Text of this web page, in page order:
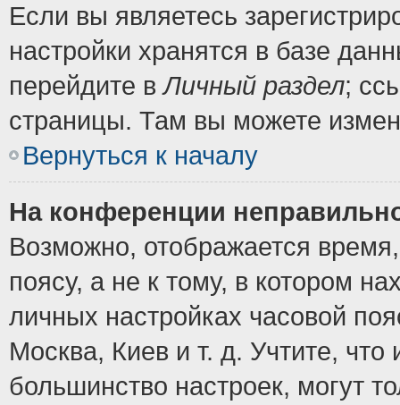
Если вы являетесь
настройки хранятся в базе
перейдите вЛичный раздел;
страницы. Там вы можете
Вернуться к началу
На конференции
Возможно, отображается
поясу, а не к тому, в котором
личных настройках часовой
Москва, Киев и т. д. Учтите, что
большинство настроек, могут